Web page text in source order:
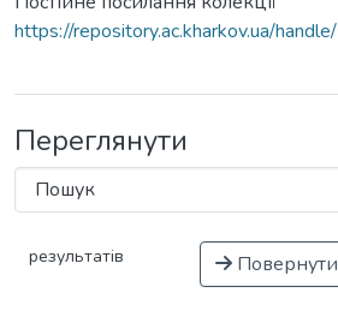
https://repository.ac.kharkov.ua/
Переглянути
результатів